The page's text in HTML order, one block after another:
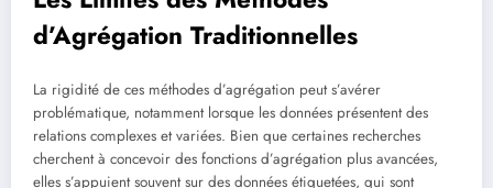
d’Agrégation Traditionnelles
La rigidité de ces méthodes d’agrégation peut s’avérer
problématique, notamment lorsque les données présentent des
relations complexes et variées. Bien que certaines recherches
cherchent à concevoir des fonctions d’agrégation plus avancées,
elles s’appuient souvent sur des données étiquetées, qui sont